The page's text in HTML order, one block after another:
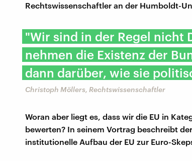
Rechtswissenschaftler an der Humboldt-
"Wir sind in der Regel nicht
nehmen die Existenz der
dann darüber, wie sie
Christoph Möllers, Rechtswissenschaftler
Woran aber liegt es, dass wir die EU in
bewerten? In seinem Vortrag beschreibt
institutionelle Aufbau der EU zur Euro-